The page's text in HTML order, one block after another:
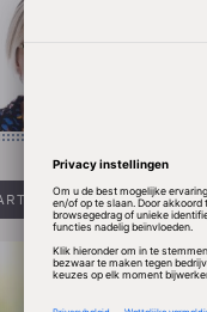
VAN ANNE VAN